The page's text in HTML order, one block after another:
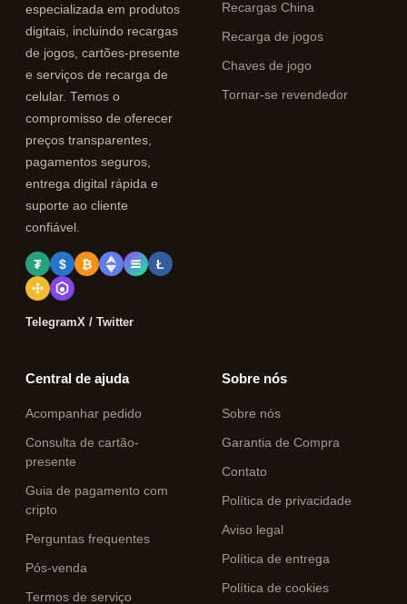
especializada em produtos
digitais, incluindo recargas
de jogos, cartões-presente
e serviços de recarga de
celular. Temos o
compromisso de oferecer
preços transparentes,
pagamentos seguros,
entrega digital rápida e
suporte ao cliente
confiável.
₮ $ ₿ Ł
TelegramX / Twitter
Recargas China
Recarga de jogos
Chaves de jogo
Tornar-se revendedor
Central de ajuda
Acompanhar pedido
Consulta de cartão-
presente
Guia de pagamento com
cripto
Perguntas frequentes
Pós-venda
Termos de serviço
Sobre nós
Sobre nós
Garantia de Compra
Contato
Política de privacidade
Aviso legal
Política de entrega
Política de cookies